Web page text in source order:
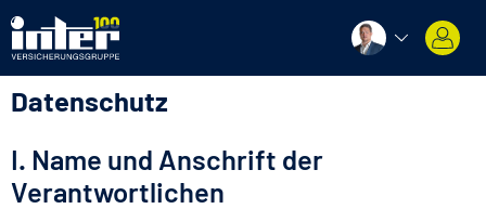
Datenschutz
I. Name und Anschrift der
Verantwortlichen